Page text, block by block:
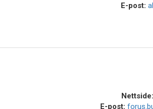
E-post:
Nettside:
E-post: